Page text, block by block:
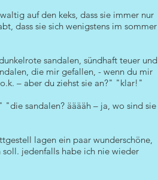
auf den keks, dass sie immer nur
dass sie sich wenigstens im sommer
sandalen, sündhaft teuer und
die mir gefallen, - wenn du mir
– aber du ziehst sie an?" "klar!"
sandalen? ääääh – ja, wo sind sie
lagen ein paar wunderschöne,
jedenfalls habe ich nie wieder